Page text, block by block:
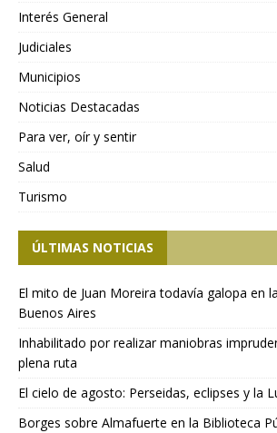
Interés General
Judiciales
Municipios
Noticias Destacadas
Para ver, oír y sentir
Salud
Turismo
ÚLTIMAS NOTICIAS
El mito de Juan Moreira todavía galopa en
Buenos Aires
Inhabilitado por realizar maniobras
plena ruta
El cielo de agosto: Perseidas, eclipses y la
Borges sobre Almafuerte en la Biblioteca